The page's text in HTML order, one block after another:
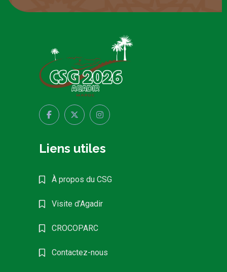
Liens utiles
À propos du CSG
Visite d’Agadir
CROCOPARC
Contactez-nous